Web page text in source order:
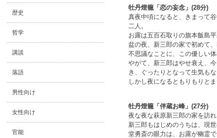
歴史
哲学
講談
落語
男性向け
女性向け
官能
牡丹燈籠「恋の妄念」(28分)
真夜中頃になると、きまって
二人。
お露は五百石取りの旗本飯島
盆の夜、新三郎の家で初めて
不思議なことに、この優しい
やがて、新三郎はやせ衰え、
き、ぐったりとなって生気も
しかし夜になるともりもりと
牡丹燈籠「伴蔵お峰」(27分)
夜な夜な萩原新三郎の家を訪
新三郎もはじめのうちは、現
堂勇斎の眼力は、お露が幽霊